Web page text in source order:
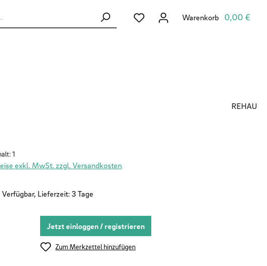
Du hast 0 Produkte auf dem
Warenkorb 0,00 €
REHAU
1
exkl. MwSt. zzgl. Versandkosten
Verfügbar, Lieferzeit: 3 Tage
Jetzt einloggen / registrieren
Zum Merkzettel hinzufügen